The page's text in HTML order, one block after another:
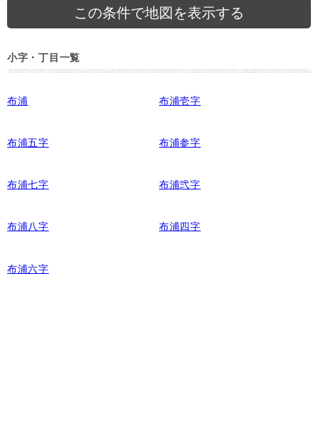
小字・丁目一覧
布浦 布浦壱字
布浦五字 布浦参字
布浦七字 布浦弐字
布浦八字 布浦四字
布浦六字